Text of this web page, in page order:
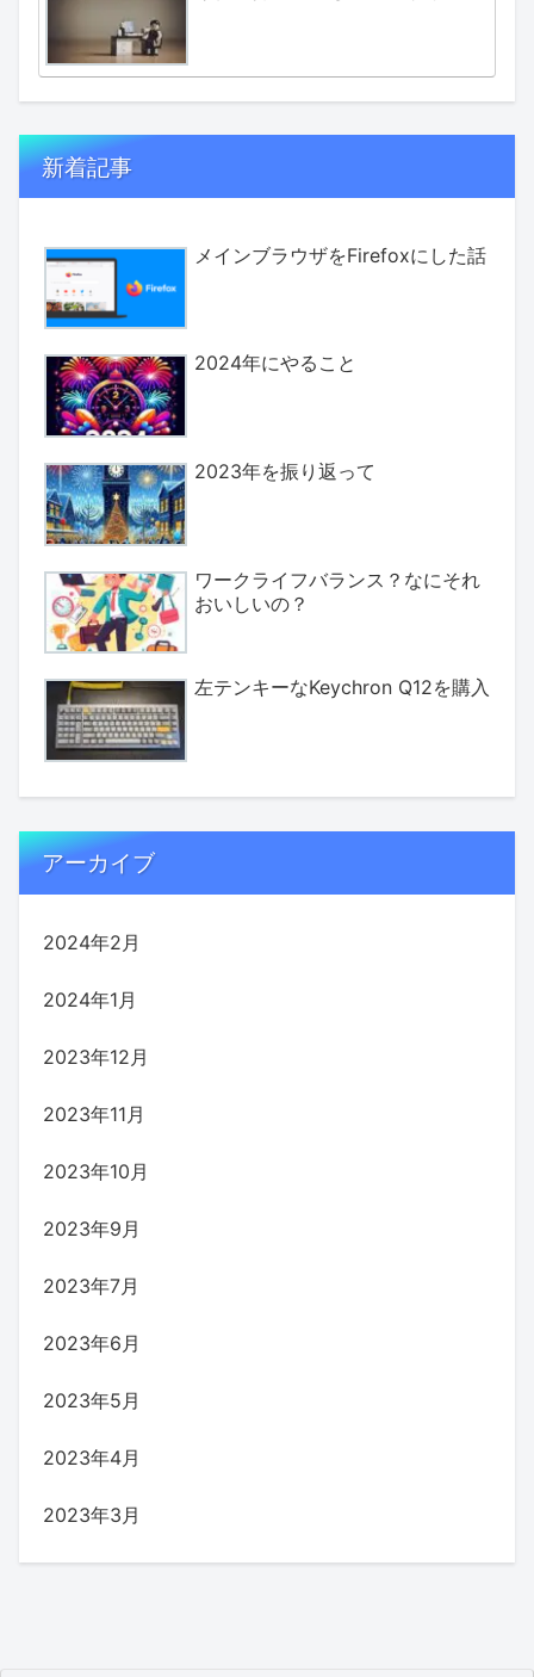
新着記事
メインブラウザをFirefoxにした話
2024年にやること
2023年を振り返って
ワークライフバランス？なにそれ
おいしいの？
左テンキーなKeychron Q12を購入
アーカイブ
2024年2月
2024年1月
2023年12月
2023年11月
2023年10月
2023年9月
2023年7月
2023年6月
2023年5月
2023年4月
2023年3月